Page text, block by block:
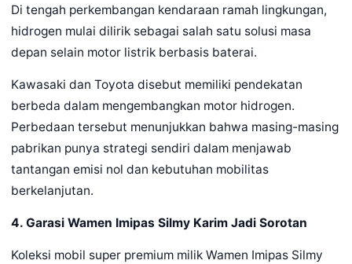
Di tengah perkembangan kendaraan ramah lingkungan,
hidrogen mulai dilirik sebagai salah satu solusi masa
depan selain motor listrik berbasis baterai.
Kawasaki dan Toyota disebut memiliki pendekatan
berbeda dalam mengembangkan motor hidrogen.
Perbedaan tersebut menunjukkan bahwa masing-masing
pabrikan punya strategi sendiri dalam menjawab
tantangan emisi nol dan kebutuhan mobilitas
berkelanjutan.
4. Garasi Wamen Imipas Silmy Karim Jadi Sorotan
Koleksi mobil super premium milik Wamen Imipas Silmy